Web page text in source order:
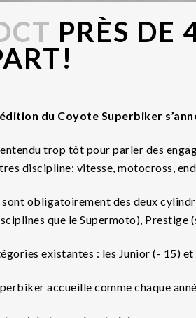
PRÈS DE
du Coyote Superbiker
trop tôt pour parler des
discipline: vitesse, motocross,
sont obligatoirement des deux
que le Supermoto),
existantes : les Junior (- 15)
accueille comme chaque